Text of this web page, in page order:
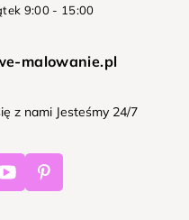
9:00 - 15:00
malowanie.pl
z nami Jesteśmy 24/7
Youtube Pinterest